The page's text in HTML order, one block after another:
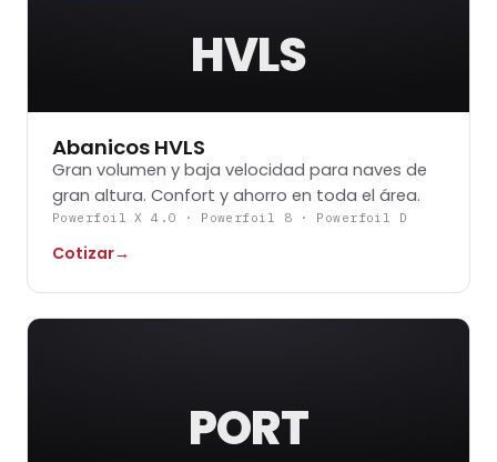
HVLS
Abanicos HVLS
Gran volumen y baja velocidad para naves de
gran altura. Confort y ahorro en toda el área.
Powerfoil X 4.0 · Powerfoil 8 · Powerfoil D
Cotizar→
PORT